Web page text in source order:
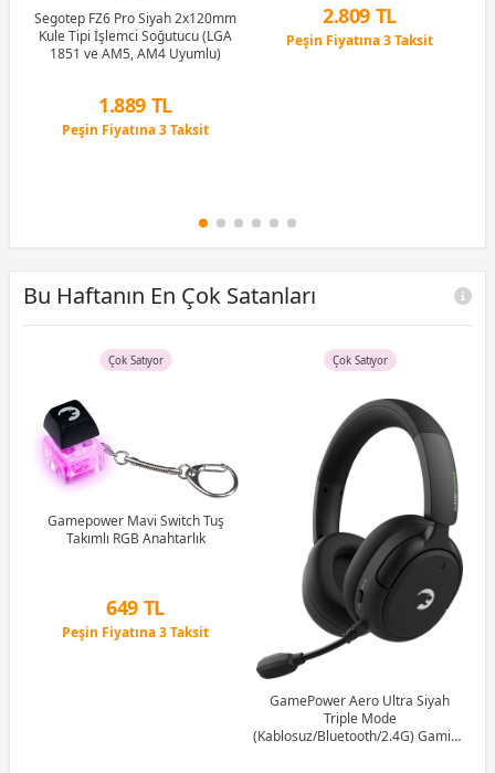
Segotep FZ6 Pro Siyah 2x120mm
Kule Tipi İşlemci Soğutucu (LGA
1851 ve AM5, AM4 Uyumlu)
1.889 TL
Peşin Fiyatına 3 Taksit
2.809 TL
Peşin Fiyatına 3 Taksit
Bu Haftanın En Çok Satanları
Çok Satıyor
Gamepower Mavi Switch Tuş
Takımlı RGB Anahtarlık
649 TL
Peşin Fiyatına 3 Taksit
Çok Satıyor
GamePower Aero Ultra Siyah
Triple Mode
(Kablosuz/Bluetooth/2.4G) Gaming